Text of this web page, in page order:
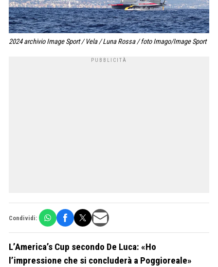
2024 archivio Image Sport / Vela / Luna Rossa / foto Imago/Image Sport
Condividi:
L’America’s Cup secondo De Luca: «Ho
l’impressione che si concluderà a Poggioreale»